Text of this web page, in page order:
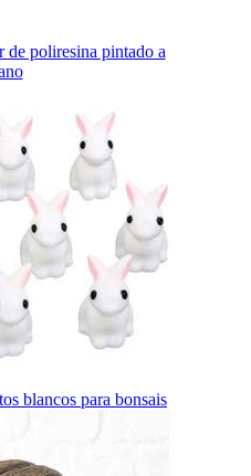
de poliresina pintado a
blancos para bonsais